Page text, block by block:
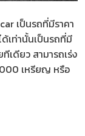
เป็นรถที่มีราคา
เท่านั้นเป็นรถที่มี
ดียว สามารถเร่ง
เหรียญ หรือ